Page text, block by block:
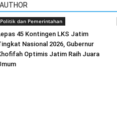
Politik dan Pemerintahan
45 Kontingen LKS Jatim
Nasional 2026, Gubernur
Optimis Jatim Raih Juara